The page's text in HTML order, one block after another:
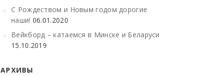
С Рождеством и Новым годом дорогие
наши! 06.01.2020
Вейкборд – катаемся в Минске и Беларуси
15.10.2019
АРХИВЫ